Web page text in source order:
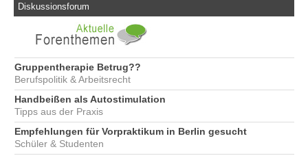
Diskussionsforum
Gruppentherapie Betrug??
Berufspolitik & Arbeitsrecht
Handbeißen als Autostimulation
Tipps aus der Praxis
Empfehlungen für Vorpraktikum in Berlin gesucht
Schüler & Studenten